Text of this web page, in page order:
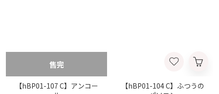
售完
【hBP01-107 C】アンコー
【hBP01-104 C】ふつうの